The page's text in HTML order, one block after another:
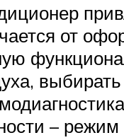
от
– режим